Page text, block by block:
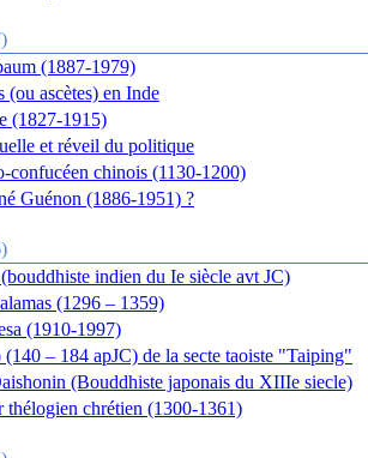
(1887-1979)
(ou ascètes) en Inde
(1827-1915)
et réveil du politique
confucéen chinois (1130-1200)
Guénon (1886-1951) ?
indien du Ie siècle avt JC)
(1296 – 1359)
(1910-1997)
(140 – 184 apJC) de la secte taoiste "Taiping"
(Bouddhiste japonais du XIIIe siecle)
thélogien chrétien (1300-1361)